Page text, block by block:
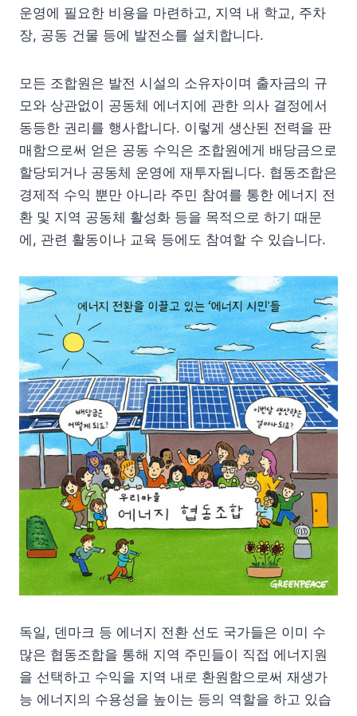
운영에 필요한 비용을 마련하고, 지역 내 학교, 주차
장, 공동 건물 등에 발전소를 설치합니다.
모든 조합원은 발전 시설의 소유자이며 출자금의 규
모와 상관없이 공동체 에너지에 관한 의사 결정에서
동등한 권리를 행사합니다. 이렇게 생산된 전력을 판
매함으로써 얻은 공동 수익은 조합원에게 배당금으로
할당되거나 공동체 운영에 재투자됩니다. 협동조합은
경제적 수익 뿐만 아니라 주민 참여를 통한 에너지 전
환 및 지역 공동체 활성화 등을 목적으로 하기 때문
에, 관련 활동이나 교육 등에도 참여할 수 있습니다.
독일, 덴마크 등 에너지 전환 선도 국가들은 이미 수
많은 협동조합을 통해 지역 주민들이 직접 에너지원
을 선택하고 수익을 지역 내로 환원함으로써 재생가
능 에너지의 수용성을 높이는 등의 역할을 하고 있습